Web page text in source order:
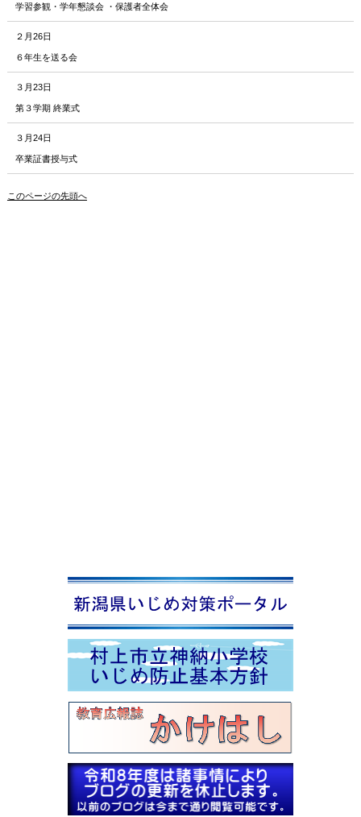
学習参観・学年懇談会 ・保護者全体会
２月26日
６年生を送る会
３月23日
第３学期 終業式
３月24日
卒業証書授与式
このページの先頭へ